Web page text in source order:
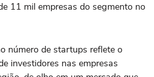
11 mil empresas do segmento no
número de startups reflete o
investidores nas empresas